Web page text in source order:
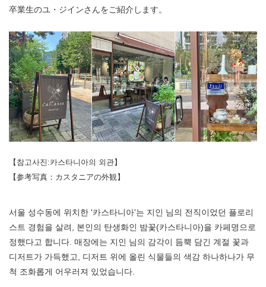
卒業生のユ・ジインさんをご紹介します。
【참고사진:카스타니아의 외관】
【参考写真：カスタニアの外観】
서울 성수동에 위치한 '카스타니아'는 지인 님의 전직이었던 플로리
스트 경험을 살려, 본인의 탄생화인 밤꽃(카스타니아)을 카페명으로
정했다고 합니다. 매장에는 지인 님의 감각이 듬뿍 담긴 계절 꽃과
디저트가 가득했고, 디저트 위에 올린 식물들의 색감 하나하나가 무
척 조화롭게 어우러져 있었습니다.